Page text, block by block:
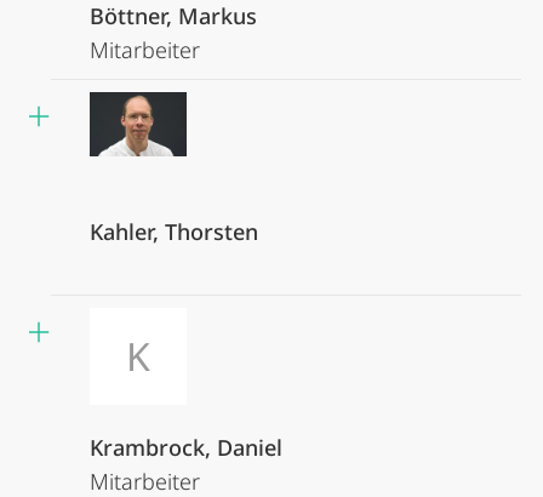
Böttner, Markus
Mitarbeiter
Kahler, Thorsten
K
Krambrock, Daniel
Mitarbeiter